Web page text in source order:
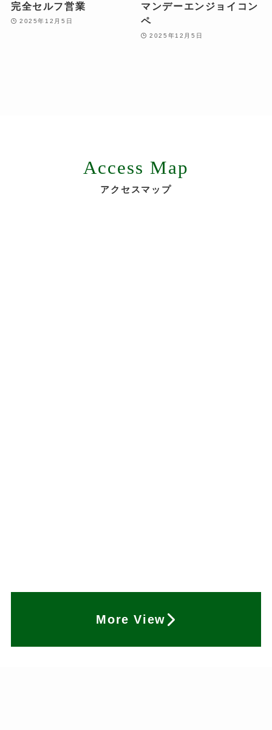
完全セルフ営業
2025年12月5日
マンデーエンジョイコン
ペ
2025年12月5日
Access Map
アクセスマップ
More View